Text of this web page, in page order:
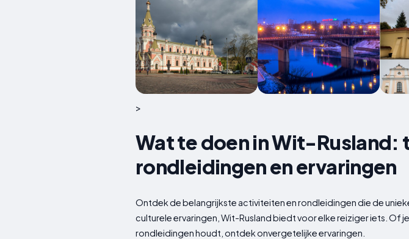
>
Wat te doen in Wit-
rondleidingen en ervaringen
Ontdek de belangrijkste activiteiten en rondleidingen die de
culturele ervaringen, Wit-Rusland biedt voor elke reiziger iets. Of
rondleidingen houdt, ontdek onvergetelijke ervaringen.